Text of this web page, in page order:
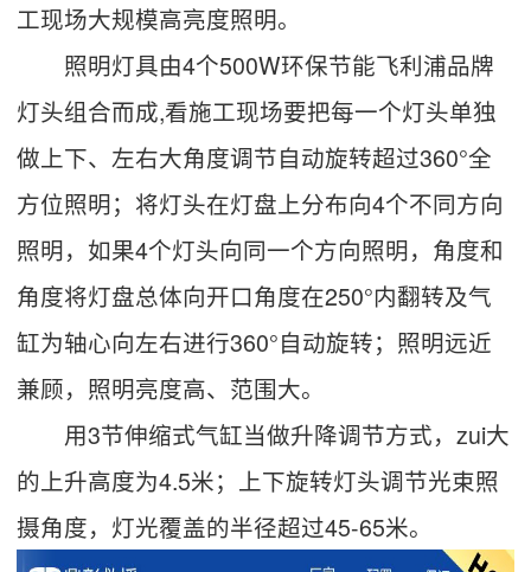
工现场大规模高亮度照明。
照明灯具由4个500W环保节能飞利浦品牌
灯头组合而成,看施工现场要把每一个灯头单独
做上下、左右大角度调节自动旋转超过360°全
方位照明；将灯头在灯盘上分布向4个不同方向
照明，如果4个灯头向同一个方向照明，角度和
角度将灯盘总体向开口角度在250°内翻转及气
缸为轴心向左右进行360°自动旋转；照明远近
兼顾，照明亮度高、范围大。
用3节伸缩式气缸当做升降调节方式，zui大
的上升高度为4.5米；上下旋转灯头调节光束照
摄角度，灯光覆盖的半径超过45-65米。